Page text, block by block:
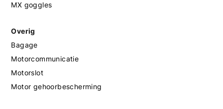
MX goggles
Overig
Bagage
Motorcommunicatie
Motorslot
Motor gehoorbescherming